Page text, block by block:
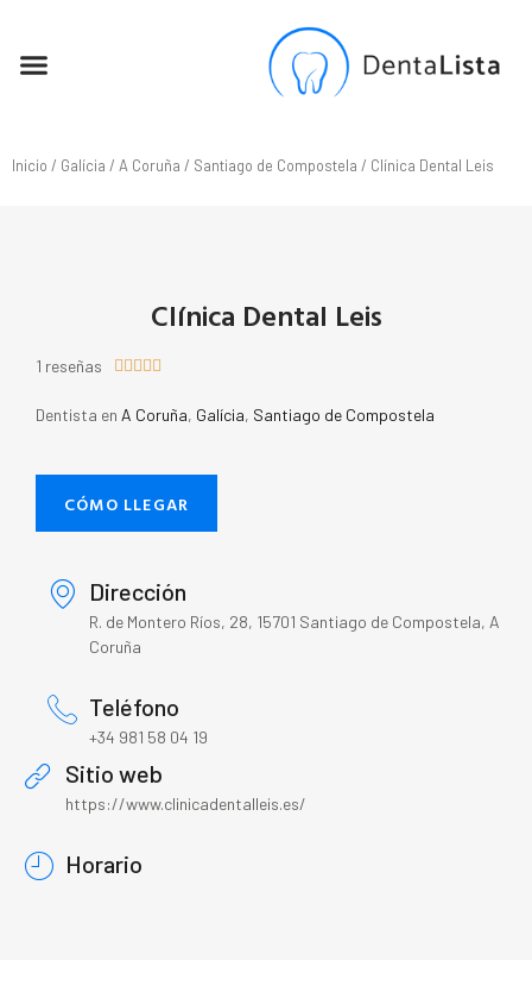
Inicio / Galícia / A Coruña / Santiago de Compostela / Clínica Dental Leis
Clínica Dental Leis
1 reseñas     
Dentista en A Coruña, Galícia, Santiago de Compostela
CÓMO LLEGAR
Dirección
R. de Montero Ríos, 28, 15701 Santiago de Compostela, A
Coruña
Teléfono
+34 981 58 04 19
Sitio web
https://www.clinicadentalleis.es/
Horario